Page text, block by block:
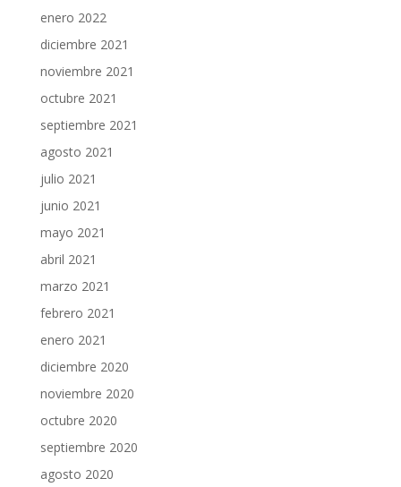
enero 2022
diciembre 2021
noviembre 2021
octubre 2021
septiembre 2021
agosto 2021
julio 2021
junio 2021
mayo 2021
abril 2021
marzo 2021
febrero 2021
enero 2021
diciembre 2020
noviembre 2020
octubre 2020
septiembre 2020
agosto 2020